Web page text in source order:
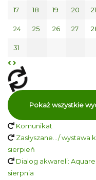
17 18 19 20 21
24 25 26 27
31
Pokaż wszystkie
Komunikat
Zasłyszane…/ wystawa
sierpień
Dialog akwareli:
sierpnia